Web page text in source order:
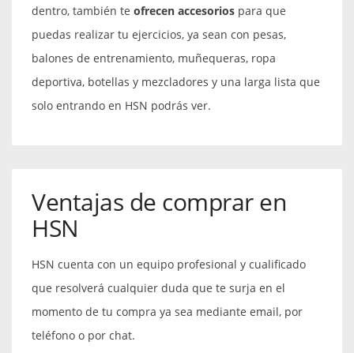
dentro, también te ofrecen accesorios para que
puedas realizar tu ejercicios, ya sean con pesas,
balones de entrenamiento, muñequeras, ropa
deportiva, botellas y mezcladores y una larga lista que
solo entrando en HSN podrás ver.
Ventajas de comprar en
HSN
HSN cuenta con un equipo profesional y cualificado
que resolverá cualquier duda que te surja en el
momento de tu compra ya sea mediante email, por
teléfono o por chat.